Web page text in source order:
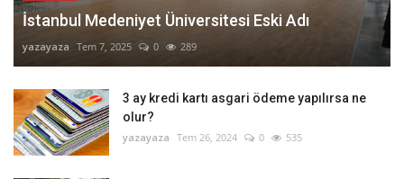
İstanbul Medeniyet Üniversitesi Eski Adı
yazayaza Tem 7, 2025 0 289
3 ay kredi kartı asgari ödeme yapılırsa ne
olur?
yazayaza Tem 26, 2024 0 535